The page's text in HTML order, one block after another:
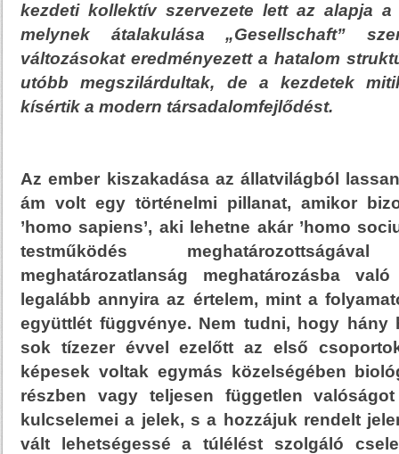
kezdeti kollektív szervezete lett az alapja a
melynek átalakulása „Gesellschaft”
változásokat eredményezett a hatalom
utóbb megszilárdultak, de a kezdetek
kísértik a modern társadalomfejlődést.
Az ember kiszakadása az állatvilágból
ám volt egy történelmi pillanat, amikor
’homo sapiens’, aki lehetne akár ’homo
testműködés
meghatározatlanság meghatározásba
legalább annyira az értelem, mint a
együttlét függvénye. Nem tudni, hogy hány
sok tízezer évvel ezelőtt az első
képesek voltak egymás közelségében
részben vagy teljesen független
kulcselemei a jelek, s a hozzájuk rendelt
vált lehetségessé a túlélést szolgáló